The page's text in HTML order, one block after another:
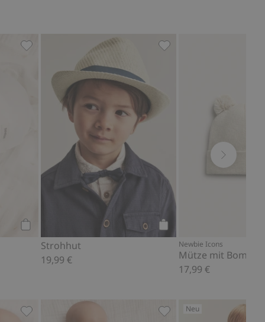
Bindeband, Zu Favoriten hinzufügen
Kaufen
Mütze mit Ohren, Zu Favoriten hinzufügen
Kaufen
Strohhut
19,99 €
Newbie Icons
Mütze mit
17,99 €
Neu